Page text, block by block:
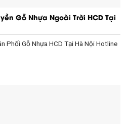
Gỗ Nhựa Ngoài Trời HCD Tại
Phối Gỗ Nhựa HCD Tại Hà Nội Hotline